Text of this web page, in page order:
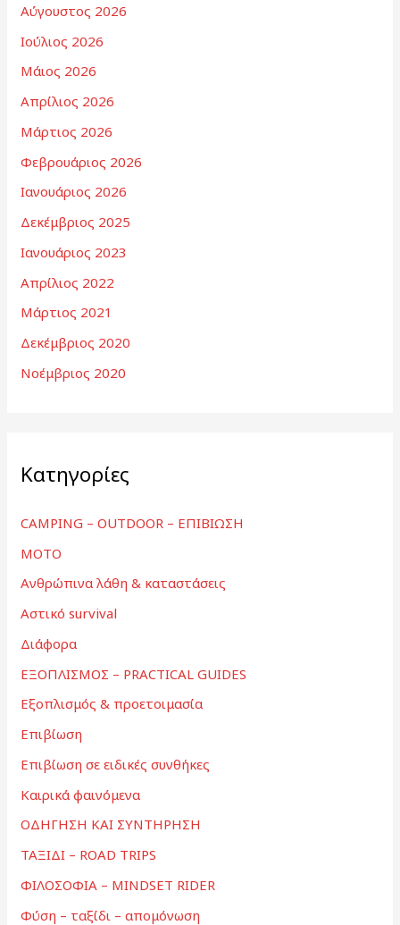
Αύγουστος 2026
Ιούλιος 2026
Μάιος 2026
Απρίλιος 2026
Μάρτιος 2026
Φεβρουάριος 2026
Ιανουάριος 2026
Δεκέμβριος 2025
Ιανουάριος 2023
Απρίλιος 2022
Μάρτιος 2021
Δεκέμβριος 2020
Νοέμβριος 2020
Kατηγορίες
CAMPING – OUTDOOR – ΕΠΙΒΙΩΣΗ
MOTO
Ανθρώπινα λάθη & καταστάσεις
Αστικό survival
Διάφορα
ΕΞΟΠΛΙΣΜΟΣ – PRACTICAL GUIDES
Εξοπλισμός & προετοιμασία
Επιβίωση
Επιβίωση σε ειδικές συνθήκες
Καιρικά φαινόμενα
ΟΔΗΓΗΣΗ ΚΑΙ ΣΥΝΤΗΡΗΣΗ
ΤΑΞΙΔΙ – ROAD TRIPS
ΦΙΛΟΣΟΦΙΑ – MINDSET RIDER
Φύση – ταξίδι – απομόνωση